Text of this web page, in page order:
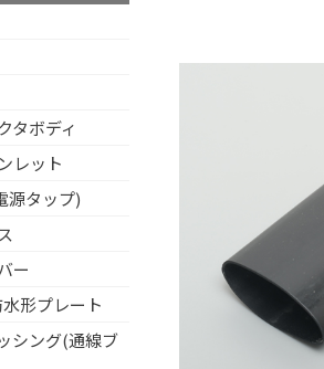
タボディ
レット
源タップ)
ー
形プレート
シング(通線ブ